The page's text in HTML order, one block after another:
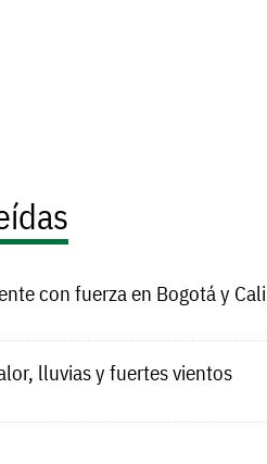
con fuerza en Bogotá y Cali
lluvias y fuertes vientos